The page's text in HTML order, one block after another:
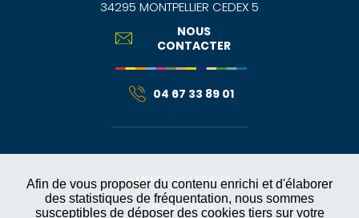
Afin de vous proposer du contenu enrichi et d'élaborer
des statistiques de fréquentation, nous sommes
susceptibles de déposer des cookies tiers sur votre
34295 MONTPELLIER CEDEX 5
NOUS
CONTACTER
04 67 33 89 01
MENTIONS LÉGALES
PLAN DU SITE